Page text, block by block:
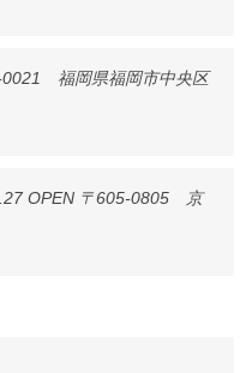
0021 福岡県福岡市中央区
OPEN 〒605-0805 京